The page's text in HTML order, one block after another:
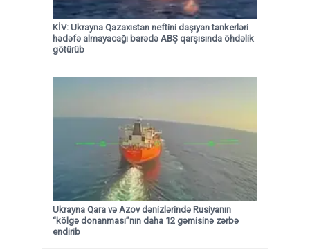
KİV: Ukrayna Qazaxıstan neftini daşıyan tankerləri
hədəfə almayacağı barədə ABŞ qarşısında öhdəlik
götürüb
Ukrayna Qara və Azov dənizlərində Rusiyanın
“kölgə donanması”nın daha 12 gəmisinə zərbə
endirib